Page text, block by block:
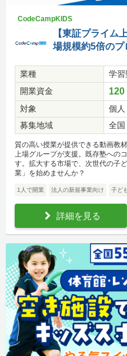
CodeCampKIDS
【東証プライム
場規模約5倍の
業種
学習
開業資金
120
対象
個人
募集地域
全国
質の高い授業が提供できる動画教
上場グループが支援。既存塾への
す。拡大する市場で、次世代の子
業」を始めませんか？
1人で開業 法人の新規事業向け 子ど
詳細を見る